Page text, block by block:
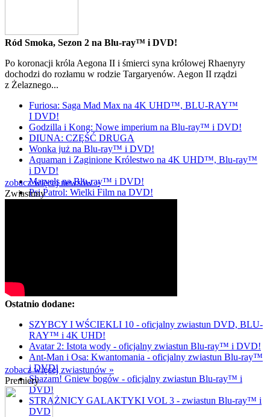
Ród Smoka, Sezon 2 na Blu-ray™ i DVD!
Po koronacji króla Aegona II i śmierci syna królowej Rhaenyry
dochodzi do rozłamu w rodzie Targaryenów. Aegon II rządzi
z Żelaznego...
Furiosa: Saga Mad Max na 4K UHD™, BLU-RAY™
I DVD!
Godzilla i Kong: Nowe imperium na Blu-ray™ i DVD!
DIUNA: CZĘŚĆ DRUGA
Wonka już na Blu-ray™ i DVD!
Aquaman i Zaginione Królestwo na 4K UHD™, Blu-ray™
i DVD!
Marvels na Blu-ray™ i DVD!
Psi Patrol: Wielki Film na DVD!
zobacz więcej newsów »
Zwiastuny
Ostatnio dodane:
SZYBCY I WŚCIEKLI 10 - oficjalny zwiastun DVD, BLU-
RAY™ i 4K UHD!
Avatar 2: Istota wody - oficjalny zwiastun Blu-ray™ i DVD!
Ant-Man i Osa: Kwantomania - oficjalny zwiastun Blu-ray™
i DVD!
Shazam! Gniew bogów - oficjalny zwiastun Blu-ray™ i
DVD!
STRAŻNICY GALAKTYKI VOL 3 - zwiastun Blu-ray™ i
DVD
zobacz więcej zwiastunów »
Premiery